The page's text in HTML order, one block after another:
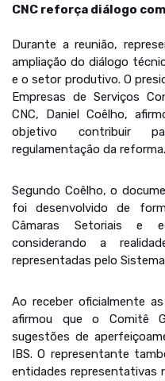
CNC reforça diálogo
Durante a reunião,
ampliação do diálogo
e o setor produtivo. O
Empresas de Serviços
CNC, Daniel Coêlho,
objetivo contribuir
regulamentação da reforma.
Segundo Coêlho, o
foi desenvolvido de
Câmaras Setoriais e
considerando a
representadas pelo
Ao receber oficialmente
afirmou que o Comitê
sugestões de
IBS. O representante
entidades representativas